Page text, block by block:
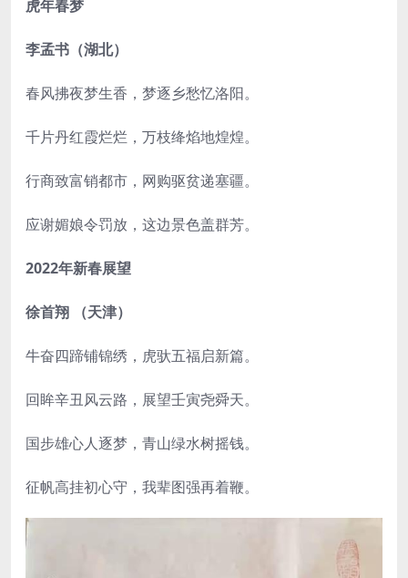
虎年春梦
李孟书（湖北）
春风拂夜梦生香，梦逐乡愁忆洛阳。
千片丹红霞烂烂，万枝绛焰地煌煌。
行商致富销都市，网购驱贫递塞疆。
应谢媚娘令罚放，这边景色盖群芳。
2022年新春展望
徐首翔 （天津）
牛奋四蹄铺锦绣，虎驮五福启新篇。
回眸辛丑风云路，展望壬寅尧舜天。
国步雄心人逐梦，青山绿水树摇钱。
征帆高挂初心守，我辈图强再着鞭。